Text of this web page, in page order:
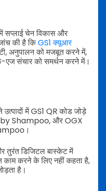
सप्लाई चेन विकास और
की है किGS1 क्यूआर
अनुपालन को मजबूत करने में,
एज संचार को समर्थन करने में।
उत्पादों में GS1 QR कोड जोड़े
Shampoo, और OGX
तुरंत डिजिटल बास्केट में
काम करने के लिए नहीं कहता है,
है।